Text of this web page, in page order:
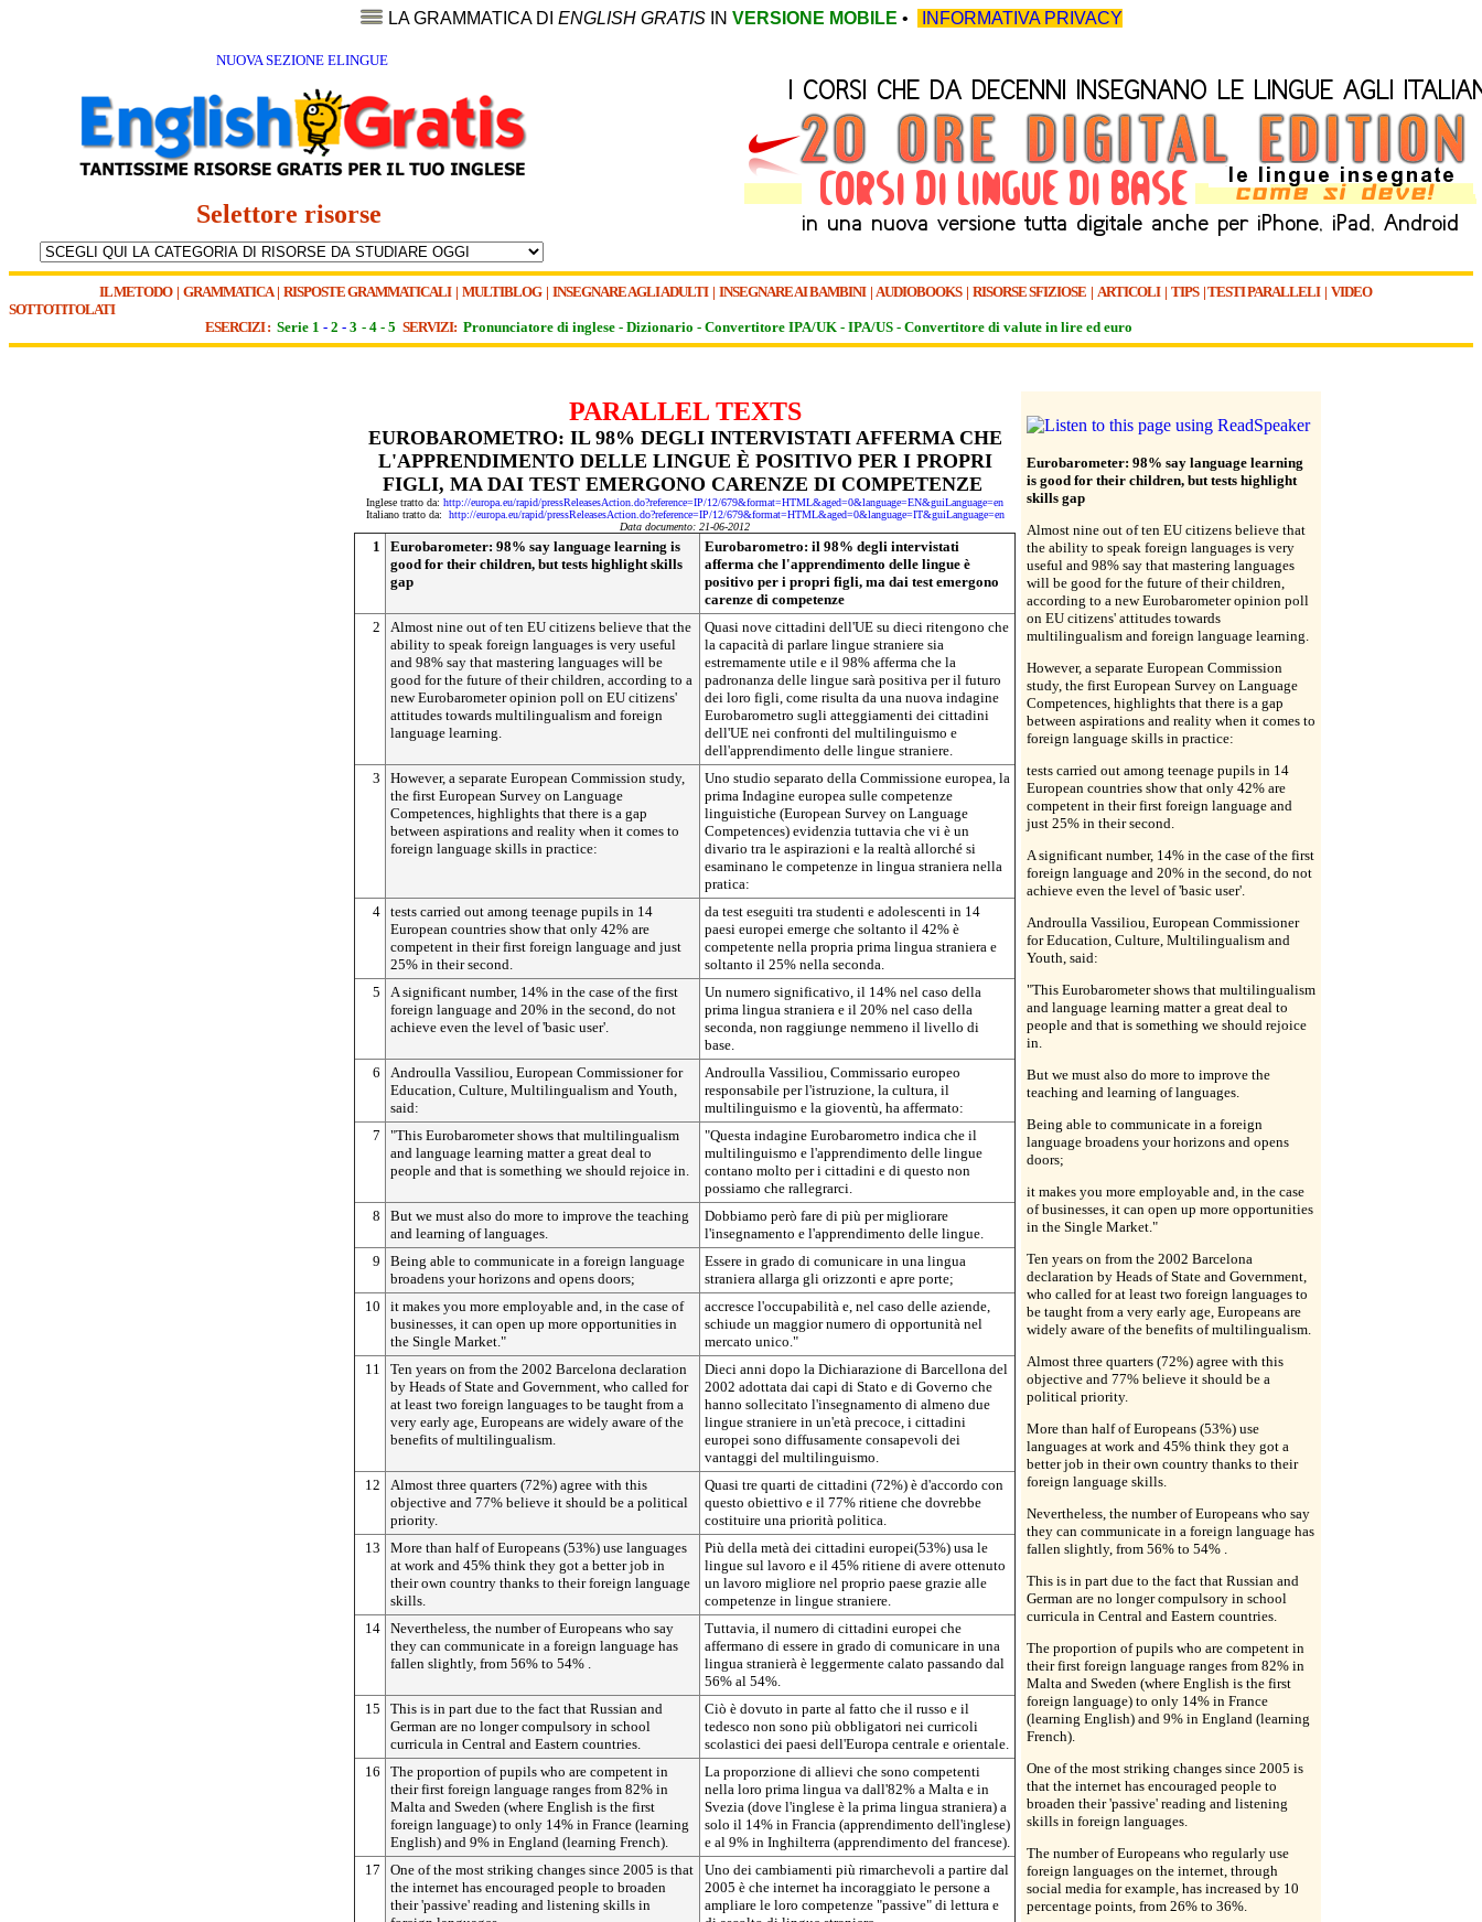
LA GRAMMATICA DI ENGLISH GRATIS IN VERSIONE MOBILE • INFORMATIVA PRIVACY
NUOVA SEZIONE ELINGUE
Selettore risorse
IL METODO| GRAMMATICA| RISPOSTE GRAMMATICALI| MULTIBLOG| INSEGNARE AGLI ADULTI | INSEGNARE AI BAMBINI| AUDIOBOOKS| RISORSE SFIZIOSE | ARTICOLI| TIPS|TESTI PARALLELI| VIDEO
SOTTOTITOLATI
ESERCIZI : Serie 1 - 2 - 3 - 4 - 5 SERVIZI: Pronunciatore di inglese - Dizionario - Convertitore IPA/UK - IPA/US - Convertitore di valute in lire ed euro
PARALLEL TEXTS
EUROBAROMETRO: IL 98% DEGLI INTERVISTATI AFFERMA CHE
L'APPRENDIMENTO DELLE LINGUE È POSITIVO PER I PROPRI
FIGLI, MA DAI TEST EMERGONO CARENZE DI COMPETENZE
Inglese tratto da: http://europa.eu/rapid/pressReleasesAction.do?reference=IP/12/679&format=HTML&aged=0&language=EN&guiLanguage=en
Italiano tratto da: http://europa.eu/rapid/pressReleasesAction.do?reference=IP/12/679&format=HTML&aged=0&language=IT&guiLanguage=en
Data documento: 21-06-2012
1
Eurobarometer: 98% say language learning is
good for their children, but tests highlight skills
gap
Eurobarometro: il 98% degli intervistati
afferma che l'apprendimento delle lingue è
positivo per i propri figli, ma dai test emergono
carenze di competenze
2
Almost nine out of ten EU citizens believe that the
ability to speak foreign languages is very useful
and 98% say that mastering languages will be
good for the future of their children, according to a
new Eurobarometer opinion poll on EU citizens'
attitudes towards multilingualism and foreign
language learning.
Quasi nove cittadini dell'UE su dieci ritengono che
la capacità di parlare lingue straniere sia
estremamente utile e il 98% afferma che la
padronanza delle lingue sarà positiva per il futuro
dei loro figli, come risulta da una nuova indagine
Eurobarometro sugli atteggiamenti dei cittadini
dell'UE nei confronti del multilinguismo e
dell'apprendimento delle lingue straniere.
3
However, a separate European Commission study,
the first European Survey on Language
Competences, highlights that there is a gap
between aspirations and reality when it comes to
foreign language skills in practice:
Uno studio separato della Commissione europea, la
prima Indagine europea sulle competenze
linguistiche (European Survey on Language
Competences) evidenzia tuttavia che vi è un
divario tra le aspirazioni e la realtà allorché si
esaminano le competenze in lingua straniera nella
pratica:
4 tests carried out among teenage pupils in 14
European countries show that only 42% are
competent in their first foreign language and just
25% in their second.
da test eseguiti tra studenti e adolescenti in 14
paesi europei emerge che soltanto il 42% è
competente nella propria prima lingua straniera e
soltanto il 25% nella seconda.
5
A significant number, 14% in the case of the first
foreign language and 20% in the second, do not
achieve even the level of 'basic user'.
Un numero significativo, il 14% nel caso della
prima lingua straniera e il 20% nel caso della
seconda, non raggiunge nemmeno il livello di
base.
6
Androulla Vassiliou, European Commissioner for
Education, Culture, Multilingualism and Youth,
said:
Androulla Vassiliou, Commissario europeo
responsabile per l'istruzione, la cultura, il
multilinguismo e la gioventù, ha affermato:
7
"This Eurobarometer shows that multilingualism
and language learning matter a great deal to
people and that is something we should rejoice in.
"Questa indagine Eurobarometro indica che il
multilinguismo e l'apprendimento delle lingue
contano molto per i cittadini e di questo non
possiamo che rallegrarci.
8
But we must also do more to improve the teaching
and learning of languages.
Dobbiamo però fare di più per migliorare
l'insegnamento e l'apprendimento delle lingue.
9
Being able to communicate in a foreign language
broadens your horizons and opens doors;
Essere in grado di comunicare in una lingua
straniera allarga gli orizzonti e apre porte;
10
it makes you more employable and, in the case of
businesses, it can open up more opportunities in
the Single Market."
accresce l'occupabilità e, nel caso delle aziende,
schiude un maggior numero di opportunità nel
mercato unico."
11
Ten years on from the 2002 Barcelona declaration
by Heads of State and Government, who called for
at least two foreign languages to be taught from a
very early age, Europeans are widely aware of the
benefits of multilingualism.
Dieci anni dopo la Dichiarazione di Barcellona del
2002 adottata dai capi di Stato e di Governo che
hanno sollecitato l'insegnamento di almeno due
lingue straniere in un'età precoce, i cittadini
europei sono diffusamente consapevoli dei
vantaggi del multilinguismo.
12
Almost three quarters (72%) agree with this
objective and 77% believe it should be a political
priority.
Quasi tre quarti de cittadini (72%) è d'accordo con
questo obiettivo e il 77% ritiene che dovrebbe
costituire una priorità politica.
13
More than half of Europeans (53%) use languages
at work and 45% think they got a better job in
their own country thanks to their foreign language
skills.
Più della metà dei cittadini europei(53%) usa le
lingue sul lavoro e il 45% ritiene di avere ottenuto
un lavoro migliore nel proprio paese grazie alle
competenze in lingue straniere.
14 Nevertheless, the number of Europeans who say
they can communicate in a foreign language has
fallen slightly, from 56% to 54% .
Tuttavia, il numero di cittadini europei che
affermano di essere in grado di comunicare in una
lingua stranierà è leggermente calato passando dal
56% al 54%.
15
This is in part due to the fact that Russian and
German are no longer compulsory in school
curricula in Central and Eastern countries.
Ciò è dovuto in parte al fatto che il russo e il
tedesco non sono più obbligatori nei curricoli
scolastici dei paesi dell'Europa centrale e orientale.
16
The proportion of pupils who are competent in
their first foreign language ranges from 82% in
Malta and Sweden (where English is the first
foreign language) to only 14% in France (learning
English) and 9% in England (learning French).
La proporzione di allievi che sono competenti
nella loro prima lingua va dall'82% a Malta e in
Svezia (dove l'inglese è la prima lingua straniera) a
solo il 14% in Francia (apprendimento dell'inglese)
e al 9% in Inghilterra (apprendimento del francese).
17
One of the most striking changes since 2005 is that
the internet has encouraged people to broaden
their 'passive' reading and listening skills in
Uno dei cambiamenti più rimarchevoli a partire dal
2005 è che internet ha incoraggiato le persone a
ampliare le loro competenze "passive" di lettura e
Eurobarometer: 98% say language learning
is good for their children, but tests highlight
skills gap
Almost nine out of ten EU citizens believe that
the ability to speak foreign languages is very
useful and 98% say that mastering languages
will be good for the future of their children,
according to a new Eurobarometer opinion poll
on EU citizens' attitudes towards
multilingualism and foreign language learning.
However, a separate European Commission
study, the first European Survey on Language
Competences, highlights that there is a gap
between aspirations and reality when it comes to
foreign language skills in practice:
tests carried out among teenage pupils in 14
European countries show that only 42% are
competent in their first foreign language and
just 25% in their second.
A significant number, 14% in the case of the first
foreign language and 20% in the second, do not
achieve even the level of 'basic user'.
Androulla Vassiliou, European Commissioner
for Education, Culture, Multilingualism and
Youth, said:
"This Eurobarometer shows that multilingualism
and language learning matter a great deal to
people and that is something we should rejoice
in.
But we must also do more to improve the
teaching and learning of languages.
Being able to communicate in a foreign
language broadens your horizons and opens
doors;
it makes you more employable and, in the case
of businesses, it can open up more opportunities
in the Single Market."
Ten years on from the 2002 Barcelona
declaration by Heads of State and Government,
who called for at least two foreign languages to
be taught from a very early age, Europeans are
widely aware of the benefits of multilingualism.
Almost three quarters (72%) agree with this
objective and 77% believe it should be a
political priority.
More than half of Europeans (53%) use
languages at work and 45% think they got a
better job in their own country thanks to their
foreign language skills.
Nevertheless, the number of Europeans who say
they can communicate in a foreign language has
fallen slightly, from 56% to 54% .
This is in part due to the fact that Russian and
German are no longer compulsory in school
curricula in Central and Eastern countries.
The proportion of pupils who are competent in
their first foreign language ranges from 82% in
Malta and Sweden (where English is the first
foreign language) to only 14% in France
(learning English) and 9% in England (learning
French).
One of the most striking changes since 2005 is
that the internet has encouraged people to
broaden their 'passive' reading and listening
skills in foreign languages.
The number of Europeans who regularly use
foreign languages on the internet, through
social media for example, has increased by 10
percentage points, from 26% to 36%.